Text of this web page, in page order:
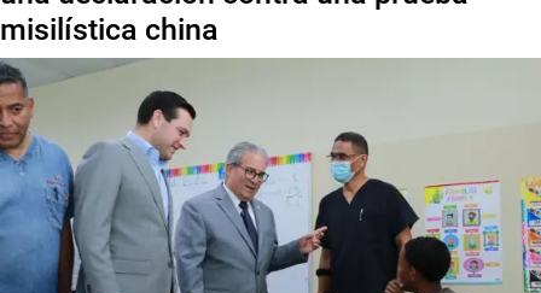
misilística china